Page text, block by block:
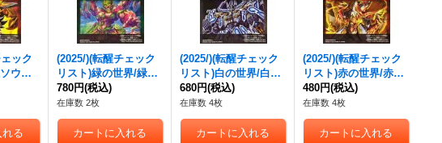
ック
ウル
龍皇バ
ルドラ
TX0
(2025/)(転醒チェック
リスト)緑の世界/緑の
自然神【-】{BS73-TC
P03a/BS73-TCP03b}
《緑》
780円(税込)
在庫数 2枚
(2025/)(転醒チェック
リスト)白の世界/白き
機神【-】{BS73-TCP0
4a/BS73-TCP04b}
《白》
680円(税込)
在庫数 4枚
(2025/)(転醒チェック
リスト)赤の世界/赤き
神龍皇【-】{BS73-TC
P01a/BS73-TCP01b}
《赤》
480円(税込)
在庫数 4枚